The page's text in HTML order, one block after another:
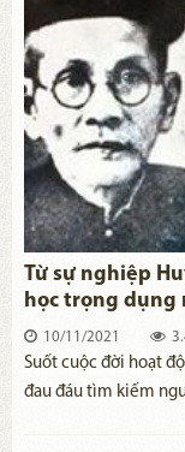
Từ sự nghiệp
học trọng dụng
10/11/2021
​Suốt cuộc đời hoạt
đau đáu tìm kiếm